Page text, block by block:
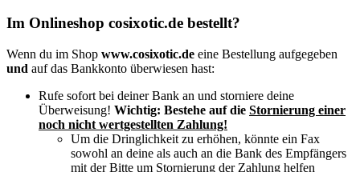
Im Onlineshop cosixotic.de bestellt?
Wenn du im Shop www.cosixotic.de eine Bestellung aufgegeben
und auf das Bankkonto überwiesen hast:
Rufe sofort bei deiner Bank an und storniere deine
Überweisung! Wichtig: Bestehe auf die Stornierung einer
noch nicht wertgestellten Zahlung!
Um die Dringlichkeit zu erhöhen, könnte ein Fax
sowohl an deine als auch an die Bank des Empfängers
mit der Bitte um Stornierung der Zahlung helfen